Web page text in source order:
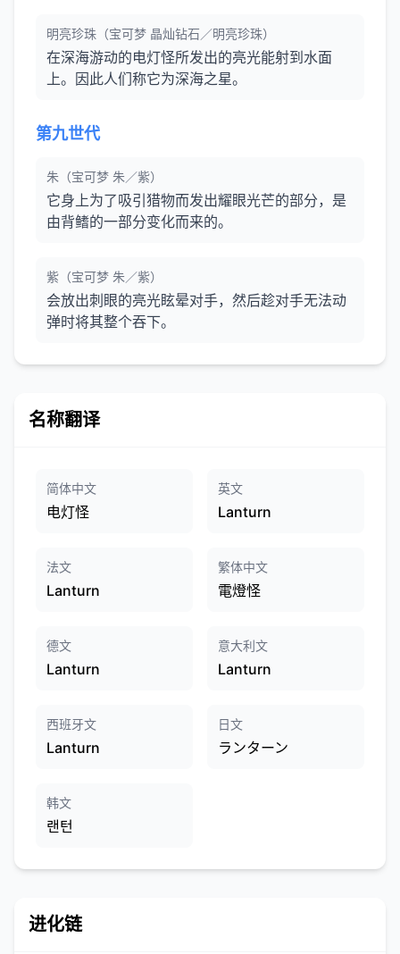
明亮珍珠（宝可梦 晶灿钻石／明亮珍珠）
在深海游动的电灯怪所发出的亮光能射到水面
上。因此人们称它为深海之星。
第九世代
朱（宝可梦 朱／紫）
它身上为了吸引猎物而发出耀眼光芒的部分，是
由背鳍的一部分变化而来的。
紫（宝可梦 朱／紫）
会放出刺眼的亮光眩晕对手，然后趁对手无法动
弹时将其整个吞下。
名称翻译
简体中文
电灯怪
英文
Lanturn
法文
Lanturn
繁体中文
電燈怪
德文
Lanturn
意大利文
Lanturn
西班牙文
Lanturn
日文
ランターン
韩文
랜턴
进化链